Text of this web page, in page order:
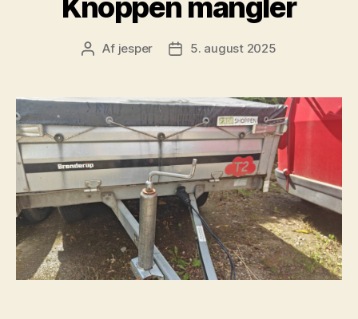
Indlægsforfatter
Af jesper Indlægsdato
5. august 2025